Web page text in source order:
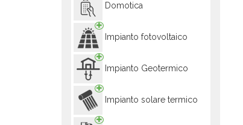
Domotica
Impianto fotovoltaico
Impianto Geotermico
Impianto solare termico